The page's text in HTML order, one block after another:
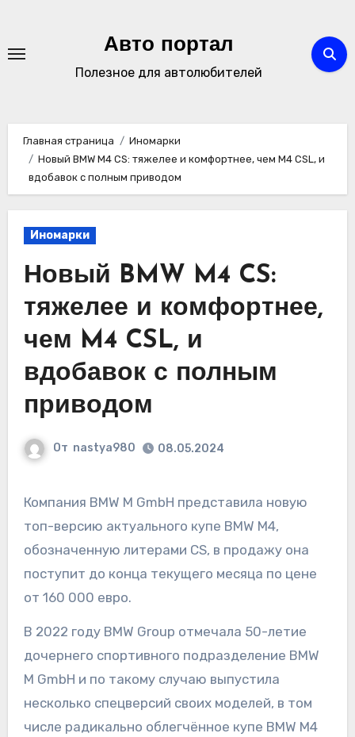
содержимому
Авто портал
Полезное для автолюбителей
Главная страница
Иномарки
Новый BMW M4 CS: тяжелее и комфортнее, чем M4 CSL, и
вдобавок с полным приводом
Иномарки
Новый BMW M4 CS:
тяжелее и комфортнее,
чем M4 CSL, и
вдобавок с полным
приводом
От nastya980 08.05.2024
Компания BMW M GmbH представила новую
топ-версию актуального купе BMW М4,
обозначенную литерами CS, в продажу она
поступит до конца текущего месяца по цене
от 160 000 евро.
В 2022 году BMW Group отмечала 50-летие
дочернего спортивного подразделение BMW
M GmbH и по такому случаю выпустила
несколько спецверсий своих моделей, в том
числе радикально облегчённое купе BMW M4